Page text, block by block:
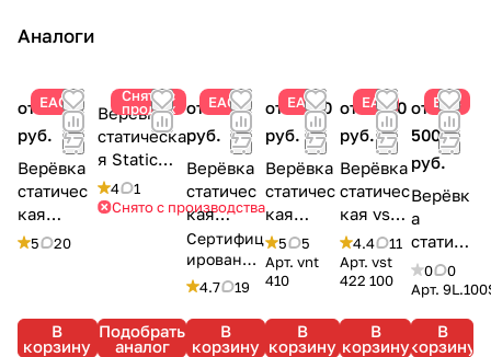
Аналоги
ЕАС
от 4 744
руб.
Верёвка
статичес
кая
GroVer |
5 20
В
корзину
Снято с
продаж
Верёвка
статическа
я Static
Lano 10A |
40 пр. | 10
4
1
Снято с производства
Подобрать
аналог
ЕАС
от 1 340
руб.
Верёвка
статичес
кая
Fortis | 10
мм |
АзотХим
Сертифиц
ирована
по 1891
4.7 19
В
корзину
ЕАС
от 4 490
руб.
Верёвка
статичес
кая
ПрофиСт
атик | 10
мм |
5
5
Арт.vnt
410
В
корзину
ЕАС
от 3 990
руб.
Верёвка
статичес
кая vst
422 100 |
10 мм |
Vento
4.4
11
Арт.vst
422 100
В
корзину
ЕАС
от 15
500
руб.
Верёвк
а
статиче
ская
Static |
Kong
0
0
Арт.
В
корзину